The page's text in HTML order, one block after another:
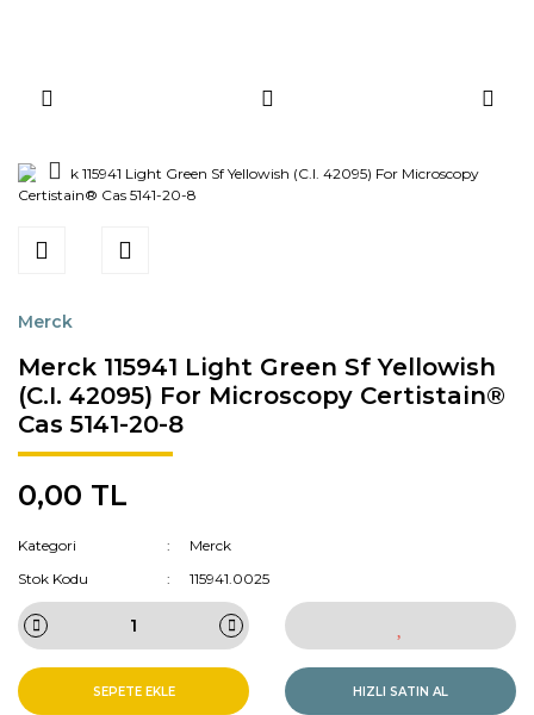
Merck
Merck 115941 Light Green Sf Yellowish
(C.I. 42095) For Microscopy Certistain®
Cas 5141-20-8
0,00 TL
Kategori
Merck
Stok Kodu
115941.0025
SEPETE EKLE HIZLI SATIN AL